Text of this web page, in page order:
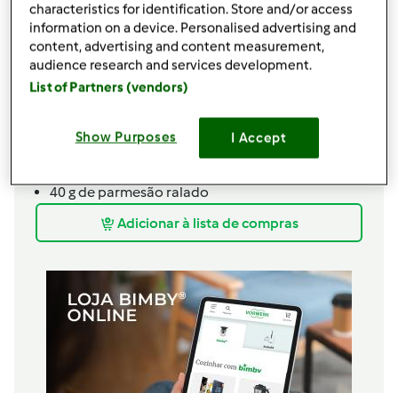
25 g de azeite
300 g de miolo de ameijoa
250gde arroz para risotto
820gde água
1 caldo de marisco
sal q.b.
40 g de parmesão ralado
Adicionar à lista de compras
characteristics for identification. Store and/or access
information on a device. Personalised advertising and
content, advertising and content measurement,
audience research and services development.
List of Partners (vendors)
Show Purposes I Accept